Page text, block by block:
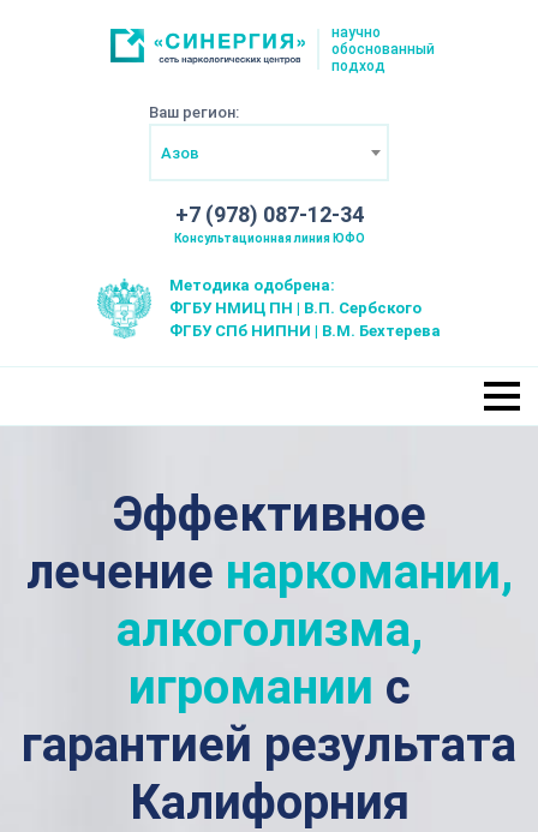
научно
обоснованный
подход
Ваш регион:
Азов
+7 (978) 087-12-34
Консультационная линия ЮФО
Методика одобрена:
ФГБУ НМИЦ ПН | В.П. Сербского
ФГБУ СПб НИПНИ | В.М. Бехтерева
Эффективное
лечение наркомании,
алкоголизма,
игромании с
гарантией результата
Калифорния